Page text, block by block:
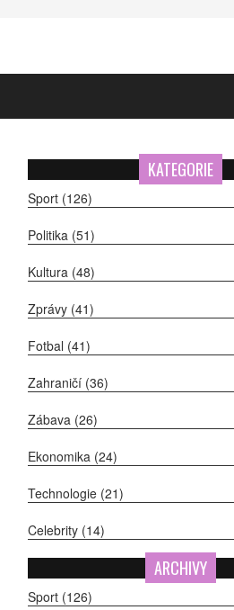
KATEGORIE
Sport (126)
Politika (51)
Kultura (48)
Zprávy (41)
Fotbal (41)
Zahraničí (36)
Zábava (26)
Ekonomika (24)
Technologie (21)
Celebrity (14)
ARCHIVY
Sport (126)